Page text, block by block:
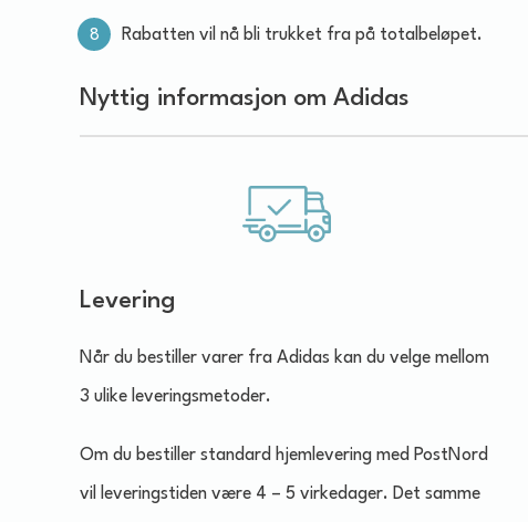
Rabatten vil nå bli trukket fra på totalbeløpet.
Nyttig informasjon om Adidas
Levering
Når du bestiller varer fra Adidas kan du velge mellom
3 ulike leveringsmetoder.
Om du bestiller standard hjemlevering med PostNord
vil leveringstiden være 4 – 5 virkedager. Det samme